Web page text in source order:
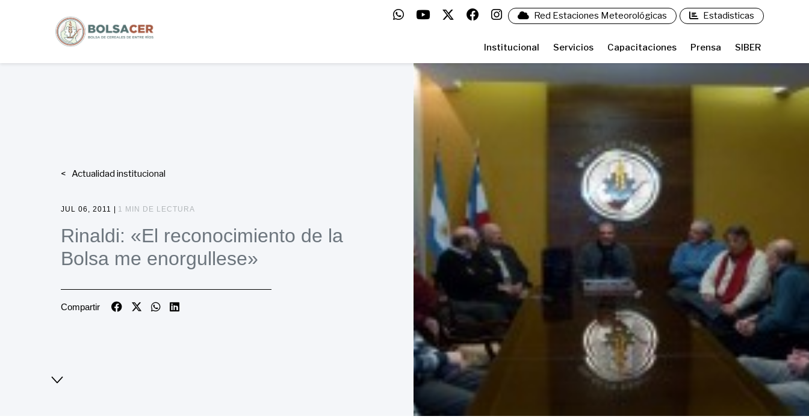
Institucional Servicios Capacitaciones Prensa SIBER
Red Estaciones Meteorológicas Estadisticas
Actualidad institucional
JUL 06, 2011 | 1 MIN DE LECTURA
Rinaldi: «El reconocimiento de la
Bolsa me enorgullese»
Compartir